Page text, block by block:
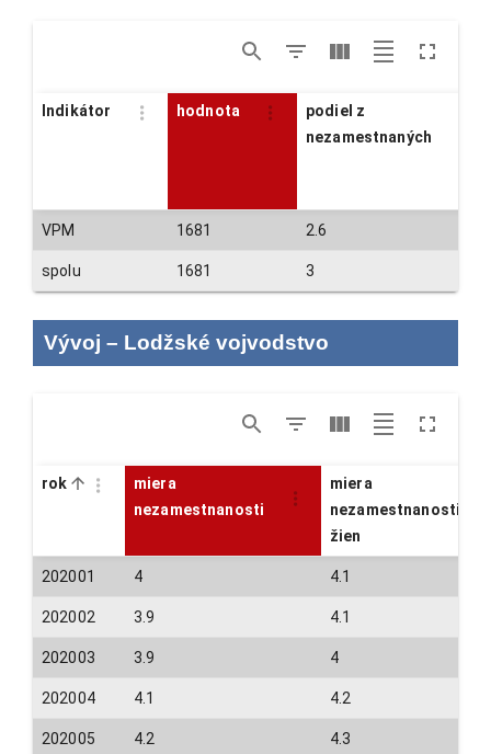
Indikátor hodnota
podiel z
nezamestnaných
VPM 1681 2.6
spolu 1681 3
Vývoj – Lodžské vojvodstvo
rok
miera
nezamestnanosti
miera
nezamestnanosti
žien
202001 4 4.1
202002 3.9 4.1
202003 3.9 4
202004 4.1 4.2
202005 4.2 4.3